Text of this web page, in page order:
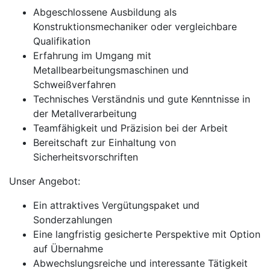
Abgeschlossene Ausbildung als
Konstruktionsmechaniker oder vergleichbare
Qualifikation
Erfahrung im Umgang mit
Metallbearbeitungsmaschinen und
Schweißverfahren
Technisches Verständnis und gute Kenntnisse in
der Metallverarbeitung
Teamfähigkeit und Präzision bei der Arbeit
Bereitschaft zur Einhaltung von
Sicherheitsvorschriften
Unser Angebot:
Ein attraktives Vergütungspaket und
Sonderzahlungen
Eine langfristig gesicherte Perspektive mit Option
auf Übernahme
Abwechslungsreiche und interessante Tätigkeit